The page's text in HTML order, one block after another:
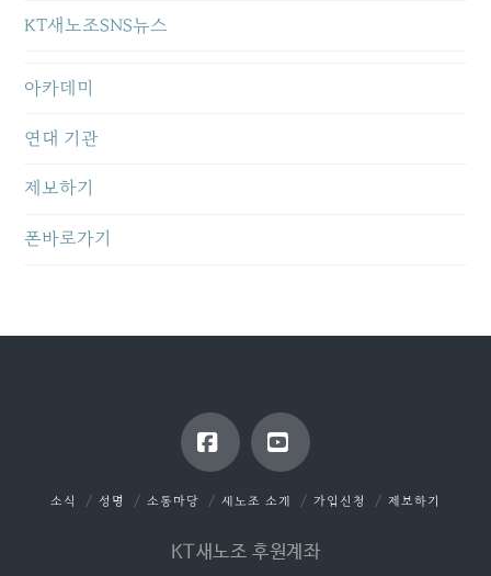
KT새노조SNS뉴스
아카데미
연대 기관
제보하기
폰바로가기
FacebookYouTube
소식 성명 소통마당 새노조 소개 가입신청 제보하기
KT새노조 후원계좌